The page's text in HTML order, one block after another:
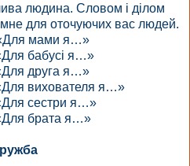
людина. Словом і ділом
для оточуючих вас людей.
мами я…»
я…»
я…»
я…»
я…»
я…»